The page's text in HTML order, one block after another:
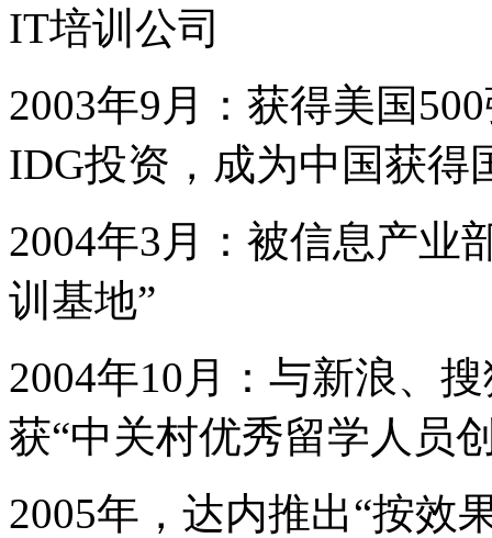
IT培训公司
2003年9月：获得美国
IDG投资，成为中国获得
2004年3月：被信息产业
训基地”
2004年10月：与新浪、
获“中关村优秀留学人员
2005年，达内推出“按效